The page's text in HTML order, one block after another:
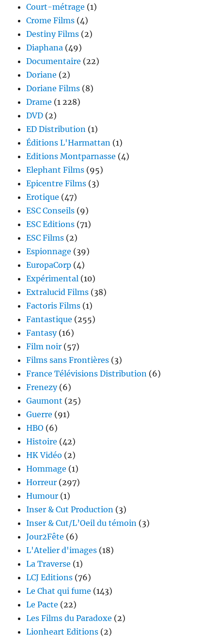
Court-métrage (1)
Crome Films (4)
Destiny Films (2)
Diaphana (49)
Documentaire (22)
Doriane (2)
Doriane Films (8)
Drame (1 228)
DVD (2)
ED Distribution (1)
Éditions L'Harmattan (1)
Editions Montparnasse (4)
Elephant Films (95)
Epicentre Films (3)
Erotique (47)
ESC Conseils (9)
ESC Editions (71)
ESC Films (2)
Espionnage (39)
EuropaCorp (4)
Expérimental (10)
Extralucid Films (38)
Factoris Films (1)
Fantastique (255)
Fantasy(16)
Film noir (57)
Films sans Frontières (3)
France Télévisions Distribution (6)
Frenezy(6)
Gaumont (25)
Guerre (91)
HBO (6)
Histoire (42)
HK Vidéo (2)
Hommage (1)
Horreur (297)
Humour (1)
Inser & Cut Production (3)
Inser & Cut/L’Oeil du témoin (3)
Jour2Fête (6)
L'Atelier d'images (18)
La Traverse (1)
LCJ Editions (76)
Le Chat qui fume (143)
Le Pacte (22)
Les Films du Paradoxe (2)
Lionheart Editions (2)